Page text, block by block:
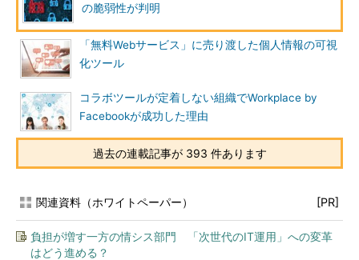
の脆弱性が判明
「無料Webサービス」に売り渡した個人情報の可視
化ツール
コラボツールが定着しない組織でWorkplace by
Facebookが成功した理由
過去の連載記事が 393 件あります
関連資料（ホワイトペーパー） [PR]
負担が増す一方の情シス部門 「次世代のIT運用」への変革
はどう進める？